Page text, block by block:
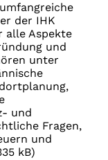
der IHK
alle Aspekte
und
unter
und
Fragen,
und
kB)